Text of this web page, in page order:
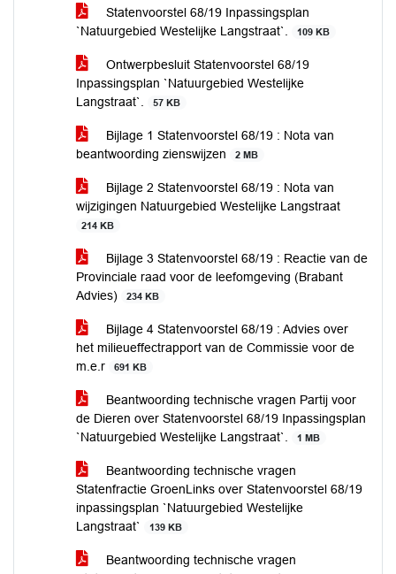
Statenvoorstel 68/19 Inpassingsplan
`Natuurgebied Westelijke Langstraat`.
109 KB
Ontwerpbesluit Statenvoorstel 68/19
Inpassingsplan `Natuurgebied Westelijke
Langstraat`.
57 KB
Bijlage 1 Statenvoorstel 68/19 : Nota van
beantwoording zienswijzen
2 MB
Bijlage 2 Statenvoorstel 68/19 : Nota van
wijzigingen Natuurgebied Westelijke Langstraat
214 KB
Bijlage 3 Statenvoorstel 68/19 : Reactie van de
Provinciale raad voor de leefomgeving (Brabant
Advies)
234 KB
Bijlage 4 Statenvoorstel 68/19 : Advies over
het milieueffectrapport van de Commissie voor de
m.e.r
691 KB
Beantwoording technische vragen Partij voor
de Dieren over Statenvoorstel 68/19 Inpassingsplan
`Natuurgebied Westelijke Langstraat`.
1 MB
Beantwoording technische vragen
Statenfractie GroenLinks over Statenvoorstel 68/19
inpassingsplan `Natuurgebied Westelijke
Langstraat`
139 KB
Beantwoording technische vragen